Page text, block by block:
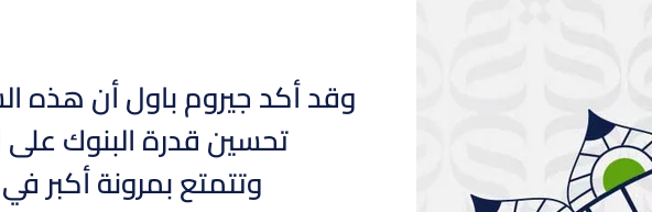
وقد أكد جيروم باول أن هذه
تحسين قدرة البنوك
وتتمتع بمرونة أكبر